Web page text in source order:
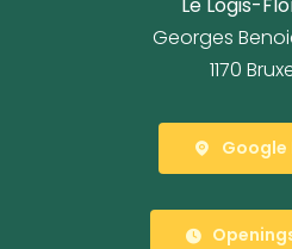
Le Logis-
Georges
1170
Google